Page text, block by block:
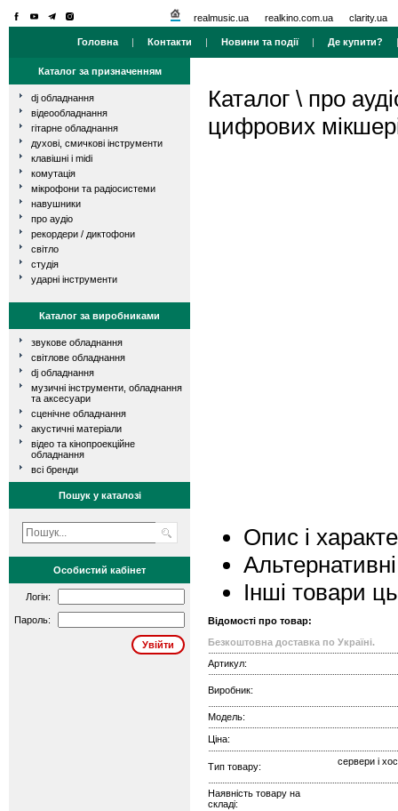
realmusic.ua realkino.com.ua clarity.ua
Головна | Контакти | Новини та події| Де купити?
Каталог за призначенням
dj обладнання
відеообладнання
гітарне обладнання
духові, смичкові інструменти
клавішні і midi
комутація
мікрофони та радіосистеми
навушники
про аудіо
рекордери / диктофони
світло
студія
ударні інструменти
Каталог за виробниками
звукове обладнання
світлове обладнання
dj обладнання
музичні інструменти, обладнання
та аксесуари
сценічне обладнання
акустичні матеріали
відео та кінопроекційне
обладнання
всі бренди
Пошук у каталозі
Особистий кабінет
Логін:
Пароль:
Каталог \ про
цифрових
Опис і
Інші товари
Відомості про товар:
Безкоштовна доставка по Україні.
Артикул:
Виробник:
Модель:
Ціна:
Тип товару: сервери і
Наявність товару на
складі: